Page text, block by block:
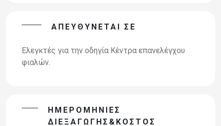
ΑΠΕΥΘΎΝΕΤΑΙ ΣΕ
Ελεγκτές για την οδηγία Κέντρα επανελέγχου
φιαλών.
ΗΜΕΡΟΜΗΝΊΕΣ
ΔΙΕΞΑΓΩΓΉΣ&ΚΌΣΤΟΣ